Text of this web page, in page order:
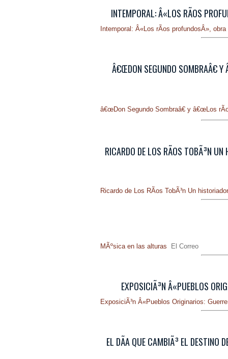
INTEMPORAL: Â«LOS RÃ­OS
Intemporal: Â«Los rÃ­os profundosÂ»,
Â€ŒDON SEGUNDO SOMBRAÂ€
â€œDon Segundo Sombraâ€ y â€œLos
RICARDO DE LOS RÃ­OS TOBÃ³N
Ricardo de Los RÃ­os TobÃ³n Un
MÃºsica en las alturas El Correo
EXPOSICIÃ³N Â«PUEBLOS
ExposiciÃ³n Â«Pueblos Originarios:
EL DÃ­A QUE CAMBIÃ³ EL DESTINO